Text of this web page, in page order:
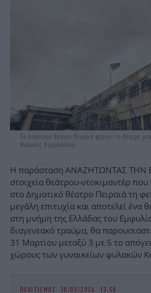
Το Δημοτικό Θέατρο Πειραιά φέρνει το θέατρο
Φυλακές Κορυδαλλού
Η παράσταση ΑΝΑΖΗΤΩΝΤΑΣ ΤΗΝ
στοιχεία θεάτρου-ντοκιμαντέρ
στο Δημοτικό θέατρο Πειραιά τη
μεγάλη επιτυχία και αποτελεί ένα
στη μνήμη της Ελλάδας του
διαγενεακό τραύμα, θα
31 Μαρτίου μεταξύ 3 με 5 το
χώρους των γυναικείων φυλακών
ΠΟΛΙΤΙΣΜΟΣ 30/03/2026 13:58